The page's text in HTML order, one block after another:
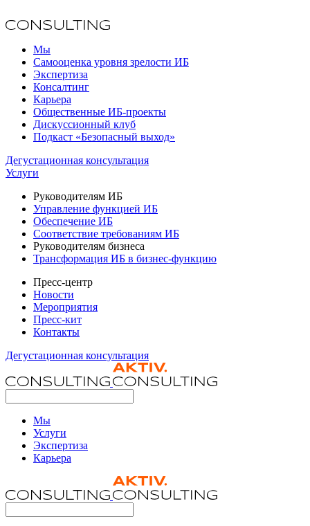
Мы
Самооценка уровня зрелости ИБ
Экспертиза
Консалтинг
Карьера
Общественные ИБ-проекты
Дискуссионный клуб
Подкаст «Безопасный выход»
Дегустационная консультация
Услуги
Руководителям ИБ
Управление функцией ИБ
Обеспечение ИБ
Соответствие требованиям ИБ
Руководителям бизнеса
Трансформация ИБ в бизнес-функцию
Пресс-центр
Новости
Мероприятия
Пресс-кит
Контакты
Дегустационная консультация
Мы
Услуги
Экспертиза
Карьера